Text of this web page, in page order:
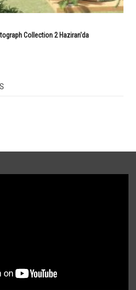
Collection 2 Haziran'da